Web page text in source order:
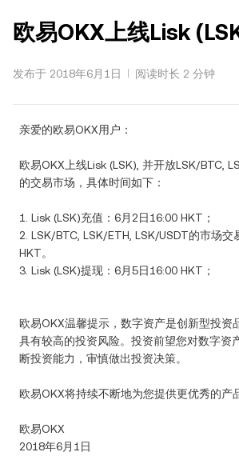
欧易OKX上线Lisk
发布于 2018年6月1日 阅读时长 2 分钟
亲爱的欧易OKX用户：
欧易OKX上线Lisk (LSK), 并开放LSK/BTC,
的交易市场，具体时间如下：
1. Lisk (LSK)充值：6月2日16:00 HKT；
2. LSK/BTC, LSK/ETH, LSK/USDT的市场交
HKT。
3. Lisk (LSK)提现：6月5日16:00 HKT；
欧易OKX温馨提示，数字资产是创新型投资
具有较高的投资风险。投资前望您对数字资
断投资能力，审慎做出投资决策。
欧易OKX将持续不断地为您提供更优秀的产
欧易OKX
2018年6月1日